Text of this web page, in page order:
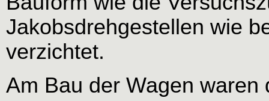
Jakobsdrehgestellen wie
verzichtet.
Am Bau der Wagen